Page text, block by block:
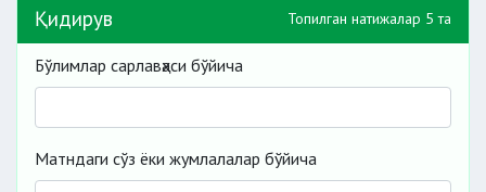
Қидирув Топилган натижалар 5 та
Бўлимлар сарлавҳаси бўйича
Матндаги сўз ёки жумлалалар бўйича